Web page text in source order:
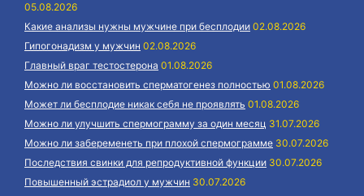
05.08.2026
Какие анализы нужны мужчине при бесплодии 02.08.2026
Гипогонадизм у мужчин 02.08.2026
Главный враг тестостерона 01.08.2026
Можно ли восстановить сперматогенез полностью 01.08.2026
Может ли бесплодие никак себя не проявлять 01.08.2026
Можно ли улучшить спермограмму за один месяц 31.07.2026
Можно ли забеременеть при плохой спермограмме 30.07.2026
Последствия свинки для репродуктивной функции 30.07.2026
Повышенный эстрадиол у мужчин 30.07.2026